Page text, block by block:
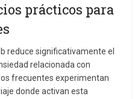
prácticos para
reduce significativamente el
relacionada con
frecuentes experimentan
donde activan esta